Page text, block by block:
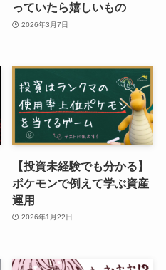
っていたら嬉しいもの
2026年3月7日
【投資未経験でも分かる】
ポケモンで例えて学ぶ資産
運用
2026年1月22日